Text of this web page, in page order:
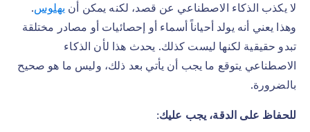
لا يكذب الذكاء الاصطناعي عن قصد، لكنه يمكن أن يهلوس.
وهذا يعني أنه يولد أحياناً أسماء أو إحصائيات أو مصادر مختلقة
تبدو حقيقية لكنها ليست كذلك. يحدث هذا لأن الذكاء
الاصطناعي يتوقع ما يجب أن يأتي بعد ذلك، وليس ما هو صحيح
بالضرورة.
للحفاظ على الدقة، يجب عليك: